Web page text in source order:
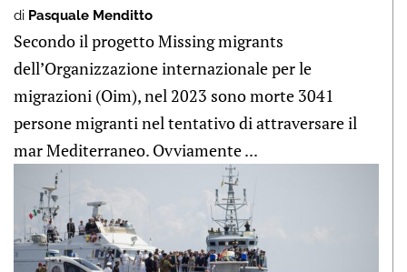
di Pasquale Menditto
Secondo il progetto Missing migrants
dell’Organizzazione internazionale per le
migrazioni (Oim), nel 2023 sono morte 3041
persone migranti nel tentativo di attraversare il
mar Mediterraneo. Ovviamente ...